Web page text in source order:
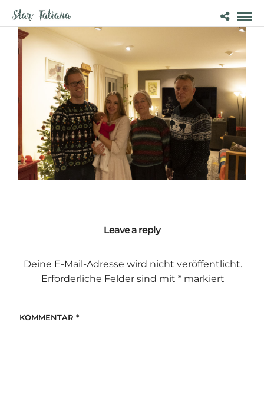
Leave a reply
Deine E-Mail-Adresse wird nicht veröffentlicht.
Erforderliche Felder sind mit *markiert
KOMMENTAR *